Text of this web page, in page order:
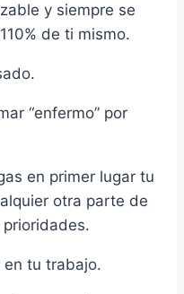
y siempre se
de ti mismo.
“enfermo” por
en primer lugar tu
otra parte de
tu trabajo.